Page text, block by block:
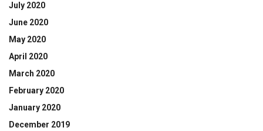
July 2020
June 2020
May 2020
April 2020
March 2020
February 2020
January 2020
December 2019